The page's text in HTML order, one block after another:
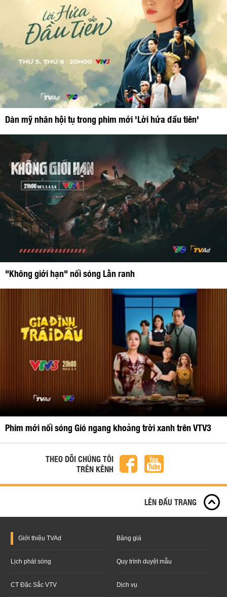
Dàn mỹ nhân hội tụ trong phim mới 'Lời hứa đầu tiên'
"Không giới hạn" nối sóng Lằn ranh
Phim mới nối sóng Gió ngang khoảng trời xanh trên VTV3
THEO DÕI CHÚNG TÔI
TRÊN KÊNH
LÊN ĐẦU TRANG
Giới thiệu TVAd Bảng giá
Lịch phát sóng Quy trình duyệt mẫu
CT Đặc Sắc VTV Dịch vụ